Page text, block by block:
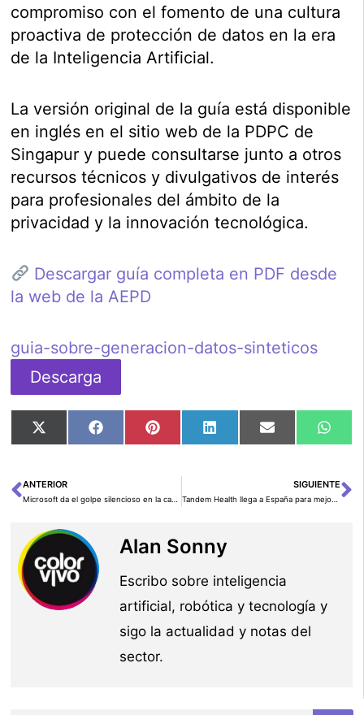
compromiso con el fomento de una cultura
proactiva de protección de datos en la era
de la Inteligencia Artificial.
La versión original de la guía está disponible
en inglés en el sitio web de la PDPC de
Singapur y puede consultarse junto a otros
recursos técnicos y divulgativos de interés
para profesionales del ámbito de la
privacidad y la innovación tecnológica.
Descargar guía completa en PDF desde
la web de la AEPD
guia-sobre-generacion-datos-sinteticos
Descarga
Compartir
en
X
Compartir
en
FacebookCompartir
en
PinterestCompartir
en
LinkedInCompartir
en
Email
en
Ant
ANTERIOR SIGUIENTE
Alan Sonny
Escribo sobre inteligencia
artificial, robótica y tecnología y
sigo la actualidad y notas del
sector.